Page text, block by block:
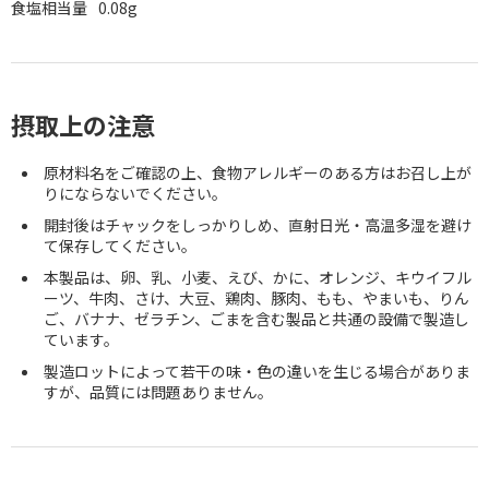
食塩相当量 0.08g
摂取上の注意
原材料名をご確認の上、食物アレルギーのある方はお召し上が
りにならないでください。
開封後はチャックをしっかりしめ、直射日光・高温多湿を避け
て保存してください。
本製品は、卵、乳、小麦、えび、かに、オレンジ、キウイフル
ーツ、牛肉、さけ、大豆、鶏肉、豚肉、もも、やまいも、りん
ご、バナナ、ゼラチン、ごまを含む製品と共通の設備で製造し
ています。
製造ロットによって若干の味・色の違いを生じる場合がありま
すが、品質には問題ありません。